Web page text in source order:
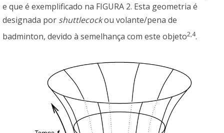
e que é exemplificado na FIGURA 2. Esta geometria é
designada por shuttlecockou volante/pena de
badminton, devido à semelhança com este objeto2,4.